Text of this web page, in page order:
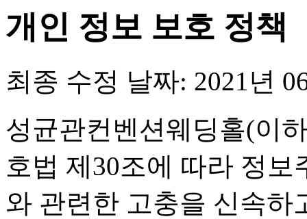
개인 정보 보호 정책
최종 수정 날짜: 2021년
성균관컨벤션웨딩홀(이
호법 제30조에 따라 정
와 관련한 고충을 신속하